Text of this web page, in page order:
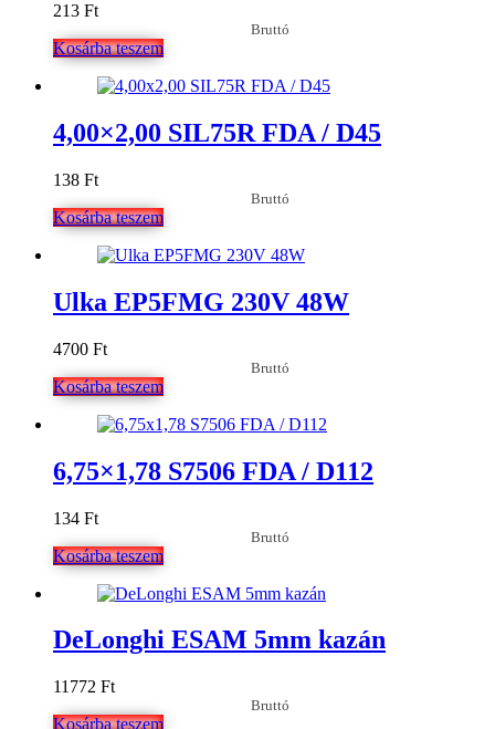
213 Ft
Bruttó
Kosárba teszem
4,00×2,00 SIL75R FDA / D45
138 Ft
Bruttó
Kosárba teszem
Ulka EP5FMG 230V 48W
4700 Ft
Bruttó
Kosárba teszem
6,75×1,78 S7506 FDA / D112
134 Ft
Bruttó
Kosárba teszem
DeLonghi ESAM 5mm kazán
11772 Ft
Bruttó
Kosárba teszem